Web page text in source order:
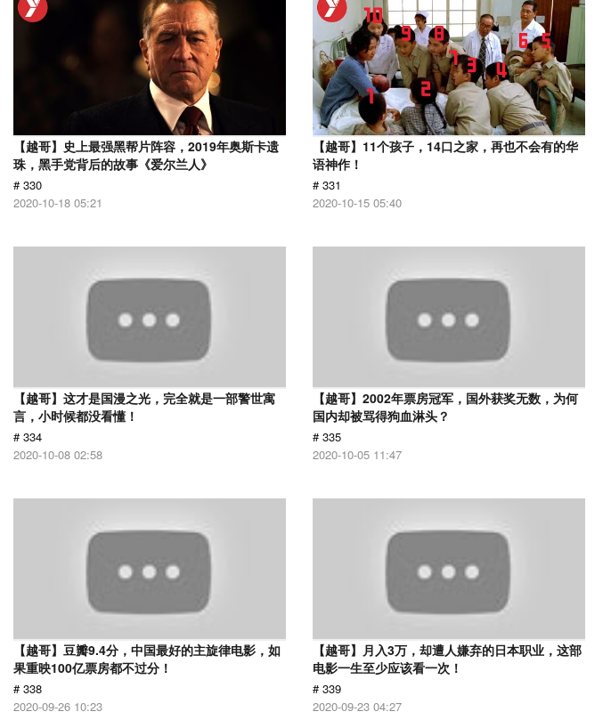
【越哥】史上最强黑帮片阵容，2019年奥斯卡遗
珠，黑手党背后的故事《爱尔兰人》
# 330
2020-10-18 05:21
【越哥】11个孩子，14口之家，再也不会有的华
语神作！
# 331
2020-10-15 05:40
【越哥】这才是国漫之光，完全就是一部警世寓
言，小时候都没看懂！
# 334
2020-10-08 02:58
【越哥】2002年票房冠军，国外获奖无数，为何
国内却被骂得狗血淋头？
# 335
2020-10-05 11:47
【越哥】豆瓣9.4分，中国最好的主旋律电影，如
果重映100亿票房都不过分！
# 338
2020-09-26 10:23
【越哥】月入3万，却遭人嫌弃的日本职业，这部
电影一生至少应该看一次！
# 339
2020-09-23 04:27